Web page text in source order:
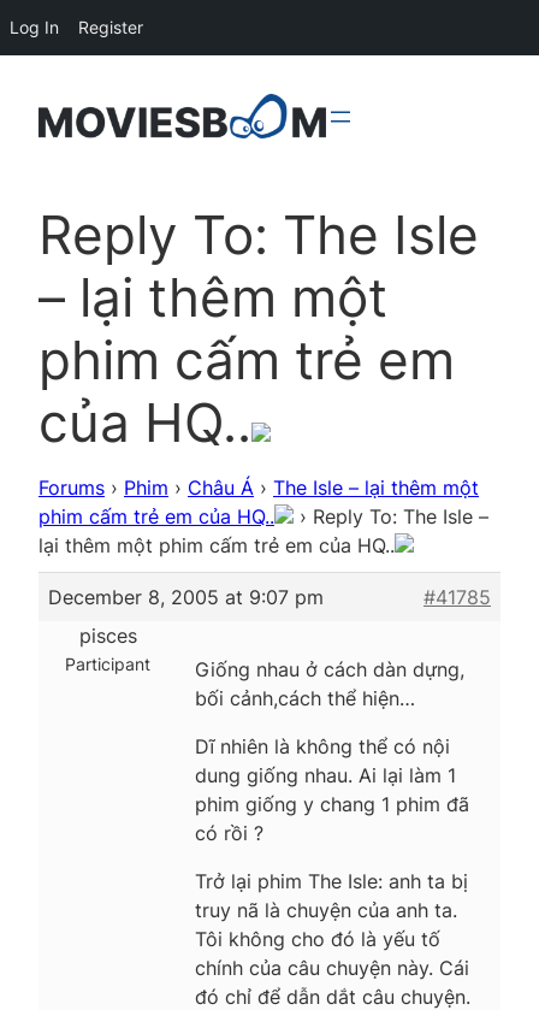
Reply To: The Isle
– lại thêm một
phim cấm trẻ em
của HQ..
Forums › Phim › Châu Á › The Isle – lại thêm một
phim cấm trẻ em của HQ..
› Reply To: The Isle –
lại thêm một phim cấm trẻ em của HQ..
December 8, 2005 at 9:07 pm
#41785
pisces
Participant
Giống nhau ở cách dàn dựng,
bối cảnh,cách thể hiện…
Dĩ nhiên là không thể có nội
dung giống nhau. Ai lại làm 1
phim giống y chang 1 phim đã
có rồi ?
Trở lại phim The Isle: anh ta bị
truy nã là chuyện của anh ta.
Tôi không cho đó là yếu tố
chính của câu chuyện này. Cái
đó chỉ để dẫn dắt câu chuyện.
Log In Register